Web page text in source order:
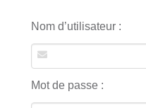
Nom d’utilisateur :
Mot de passe :